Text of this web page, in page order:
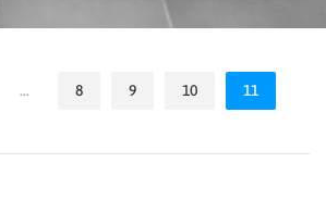
… 8 9 10 11